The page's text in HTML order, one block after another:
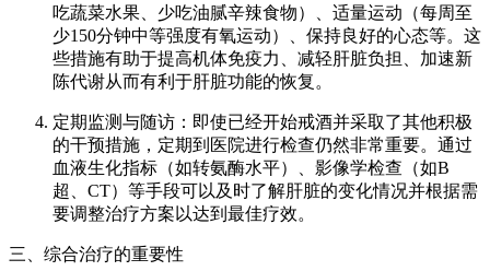
吃蔬菜水果、少吃油腻辛辣食物）、适量运动（每周至
少150分钟中等强度有氧运动）、保持良好的心态等。这
些措施有助于提高机体免疫力、减轻肝脏负担、加速新
陈代谢从而有利于肝脏功能的恢复。
定期监测与随访：即使已经开始戒酒并采取了其他积极
的干预措施，定期到医院进行检查仍然非常重要。通过
血液生化指标（如转氨酶水平）、影像学检查（如B
超、CT）等手段可以及时了解肝脏的变化情况并根据需
要调整治疗方案以达到最佳疗效。
三、综合治疗的重要性